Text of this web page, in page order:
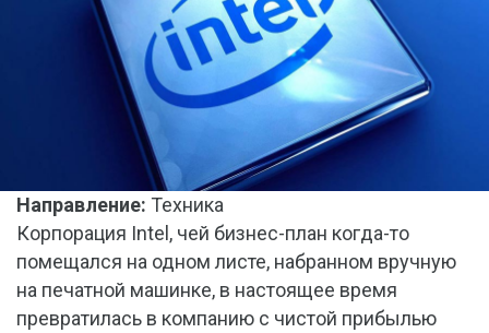
Направление: Техника
Корпорация Intel, чей бизнес-план когда-то
помещался на одном листе, набранном вручную
на печатной машинке, в настоящее время
превратилась в компанию с чистой прибылью